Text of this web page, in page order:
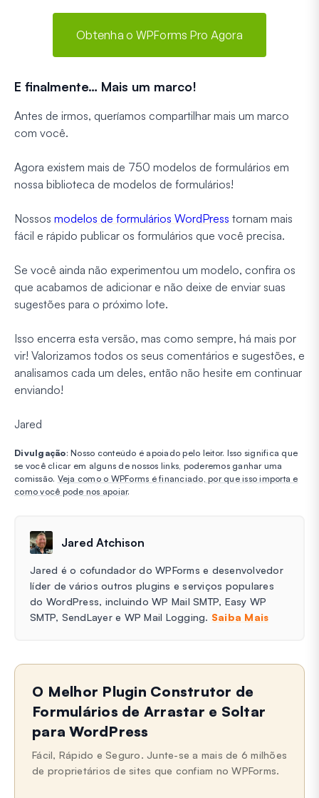
Obtenha o WPForms Pro Agora
E finalmente… Mais um marco!
Antes de irmos, queríamos compartilhar mais um marco
com você.
Agora existem mais de 750 modelos de formulários em
nossa biblioteca de modelos de formulários!
Nossos modelos de formulários WordPress tornam mais
fácil e rápido publicar os formulários que você precisa.
Se você ainda não experimentou um modelo, confira os
que acabamos de adicionar e não deixe de enviar suas
sugestões para o próximo lote.
Isso encerra esta versão, mas como sempre, há mais por
vir! Valorizamos todos os seus comentários e sugestões, e
analisamos cada um deles, então não hesite em continuar
enviando!
Jared
Divulgação: Nosso conteúdo é apoiado pelo leitor. Isso significa que
se você clicar em alguns de nossos links, poderemos ganhar uma
comissão. Veja como o WPForms é financiado, por que isso importa e
como você pode nos apoiar.
Jared Atchison
Jared é o cofundador do WPForms e desenvolvedor
líder de vários outros plugins e serviços populares
do WordPress, incluindo WP Mail SMTP, Easy WP
SMTP, SendLayer e WP Mail Logging. Saiba Mais
O Melhor Plugin Construtor de
Formulários de Arrastar e Soltar
para WordPress
Fácil, Rápido e Seguro. Junte-se a mais de 6 milhões
de proprietários de sites que confiam no WPForms.